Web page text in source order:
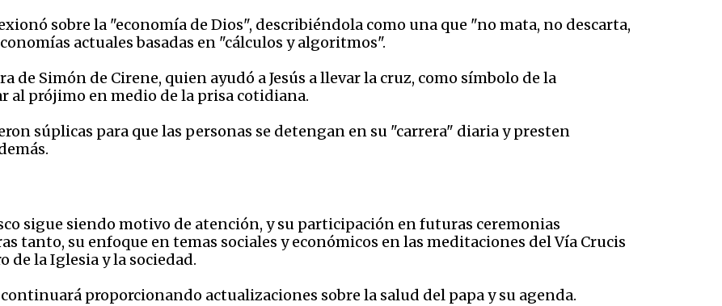
sobre la "economía de Dios", describiéndola como una que "no mata, no descarta,
actuales basadas en "cálculos y algoritmos".
de Simón de Cirene, quien ayudó a Jesús a llevar la cruz, como símbolo de la
al prójimo en medio de la prisa cotidiana.
súplicas para que las personas se detengan en su "carrera" diaria y presten
sigue siendo motivo de atención, y su participación en futuras ceremonias
tanto, su enfoque en temas sociales y económicos en las meditaciones del Vía Crucis
la Iglesia y la sociedad.​
proporcionando actualizaciones sobre la salud del papa y su agenda.